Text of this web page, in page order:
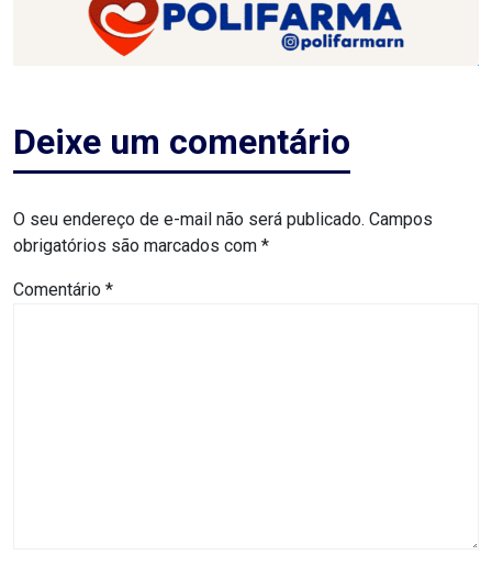
RN
ASSISTÊNCIA
MÉDICA
BASTIDORES
Deixe um comentário
O seu endereço de e-mail não será publicado. Campos
obrigatórios são marcados com *
Comentário *